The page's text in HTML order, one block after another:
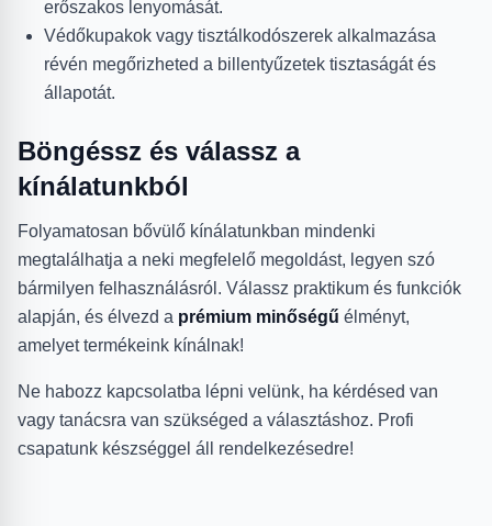
erőszakos lenyomását.
Védőkupakok vagy tisztálkodószerek alkalmazása
révén megőrizheted a billentyűzetek tisztaságát és
állapotát.
Böngéssz és válassz a
kínálatunkból
Folyamatosan bővülő kínálatunkban mindenki
megtalálhatja a neki megfelelő megoldást, legyen szó
bármilyen felhasználásról. Válassz praktikum és funkciók
alapján, és élvezd a prémium minőségű élményt,
amelyet termékeink kínálnak!
Ne habozz kapcsolatba lépni velünk, ha kérdésed van
vagy tanácsra van szükséged a választáshoz. Profi
csapatunk készséggel áll rendelkezésedre!